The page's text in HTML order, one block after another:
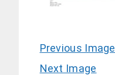
Previous Image
Next Image